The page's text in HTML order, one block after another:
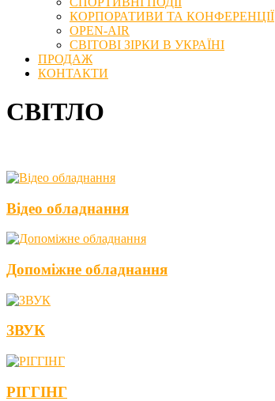
КОРПОРАТИВИ ТА КОНФЕРЕНЦІЇ
OPEN-AIR
СВІТОВІ ЗІРКИ В УКРАЇНІ
ПРОДАЖ
КОНТАКТИ
СВІТЛО
Відео обладнання
Допоміжне обладнання
ЗВУК
РІГГІНГ